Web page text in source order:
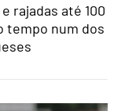
rajadas até 100
tempo num dos